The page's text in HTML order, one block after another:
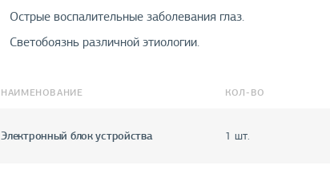
Острые воспалительные заболевания глаз.
Светобоязнь различной этиологии.
НАИМЕНОВАНИЕ КОЛ-ВО
Электронный блок устройства 1 шт.